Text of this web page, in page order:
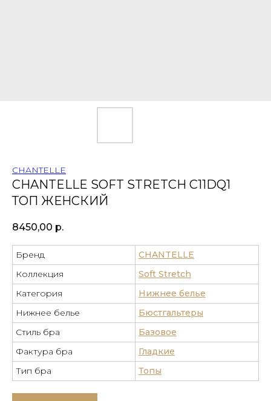
CHANTELLE SOFT STRETCH C11DQ1
ТОП ЖЕНСКИЙ
CHANTELLE
8450,00 р.
Бренд
CHANTELLE
Коллекция
Soft Stretch
Категория
Нижнее белье
Нижнее белье
Бюстгальтеры
Стиль бра
Базовое
Фактура бра
Гладкие
Тип бра
Топы